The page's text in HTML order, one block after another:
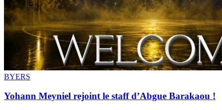
BYERS
Yohann Meyniel rejoint le staff d’Abgue Barakaou !